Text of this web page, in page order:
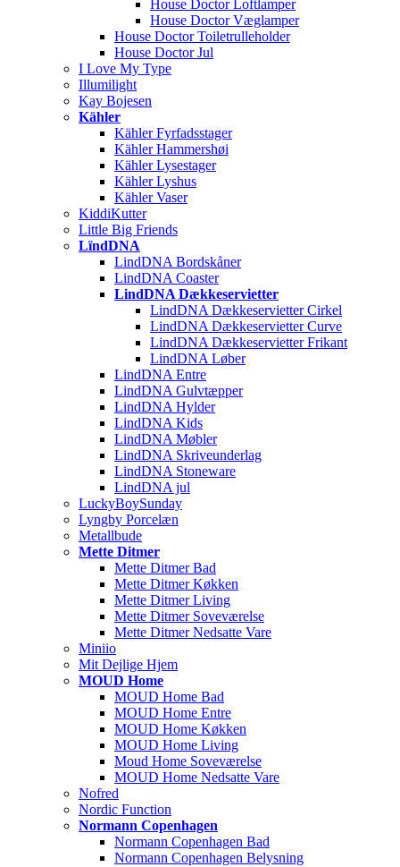
House Doctor Loftlamper
House Doctor Væglamper
House Doctor Toiletrulleholder
House Doctor Jul
I Love My Type
Illumilight
Kay Bojesen
Kähler
Kähler Fyrfadsstager
Kähler Hammershøi
Kähler Lysestager
Kähler Lyshus
Kähler Vaser
KiddiKutter
Little Big Friends
LïndDNA
LindDNA Bordskåner
LindDNA Coaster
LindDNA Dækkeservietter
LindDNA Dækkeservietter Cirkel
LindDNA Dækkeservietter Curve
LindDNA Dækkeservietter Frikant
LindDNA Løber
LindDNA Entre
LindDNA Gulvtæpper
LindDNA Hylder
LindDNA Kids
LindDNA Møbler
LindDNA Skriveunderlag
LindDNA Stoneware
LindDNA jul
LuckyBoySunday
Lyngby Porcelæn
Metallbude
Mette Ditmer
Mette Ditmer Bad
Mette Ditmer Køkken
Mette Ditmer Living
Mette Ditmer Soveværelse
Mette Ditmer Nedsatte Vare
Miniio
Mit Dejlige Hjem
MOUD Home
MOUD Home Bad
MOUD Home Entre
MOUD Home Køkken
MOUD Home Living
Moud Home Soveværelse
MOUD Home Nedsatte Vare
Nofred
Nordic Function
Normann Copenhagen
Normann Copenhagen Bad
Normann Copenhagen Belysning